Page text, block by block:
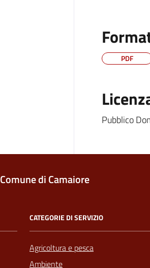
PDF
Pubblico
Comune di Camaiore
CATEGORIE DI SERVIZIO
Agricoltura e pesca
Ambiente